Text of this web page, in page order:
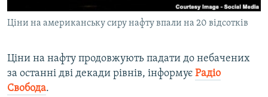
СВІДЧЕННЯ ОКУПАЦІЇ
УКРАЇНСЬКА ПРОБЛЕМА КРИМУ
Qırımtatar
Ціни на американську сиру нафту впали на 20 відсотків
Ціни на нафту продовжують падати до небачених
за останні дві декади рівнів, інформує Радіо
Свобода.